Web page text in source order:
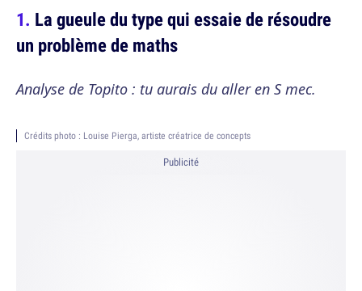
La gueule du type qui essaie de résoudre
un problème de maths
Analyse de Topito : tu aurais du aller en S mec.
Crédits photo : Louise Pierga, artiste créatrice de concepts
Publicité